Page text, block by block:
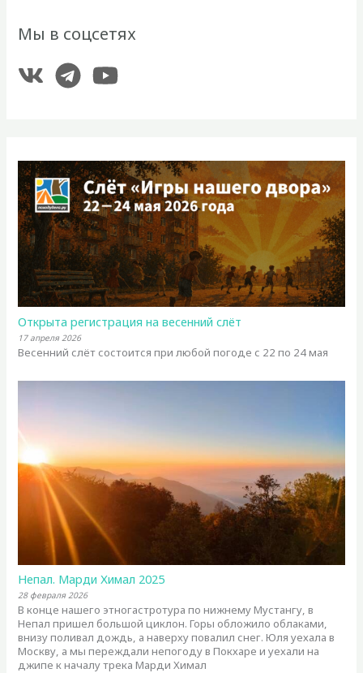
Мы в соцсетях
Открыта регистрация на весенний слёт
17 апреля 2026
Весенний слёт состоится при любой погоде с 22 по 24 мая
Непал. Марди Химал 2025
28 февраля 2026
В конце нашего этногастротура по нижнему Мустангу, в
Непал пришел большой циклон. Горы обложило облаками,
внизу поливал дождь, а наверху повалил снег. Юля уехала в
Москву, а мы переждали непогоду в Покхаре и уехали на
джипе к началу трека Марди Химал